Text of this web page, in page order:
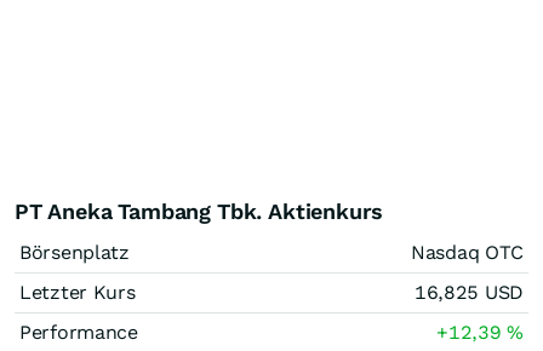
PT Aneka Tambang Tbk. Aktienkurs
Börsenplatz
Nasdaq OTC
Letzter Kurs
16,825 USD
Performance
+12,39%